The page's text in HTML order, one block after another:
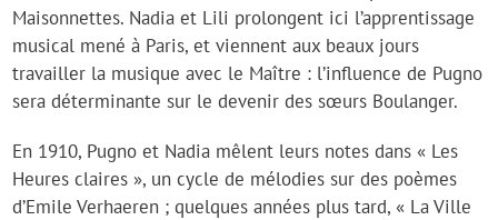
Maisonnettes. Nadia et Lili prolongent ici l’apprentissage
musical mené à Paris, et viennent aux beaux jours
travailler la musique avec le Maître : l’influence de Pugno
sera déterminante sur le devenir des sœurs Boulanger.
En 1910, Pugno et Nadia mêlent leurs notes dans « Les
Heures claires », un cycle de mélodies sur des poèmes
d’Emile Verhaeren ; quelques années plus tard, « La Ville